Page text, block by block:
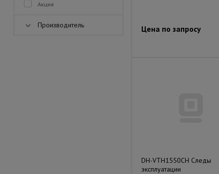
Акция
Производитель Цена по запросу
DH-VTH1550CH Следы
эксплуатации